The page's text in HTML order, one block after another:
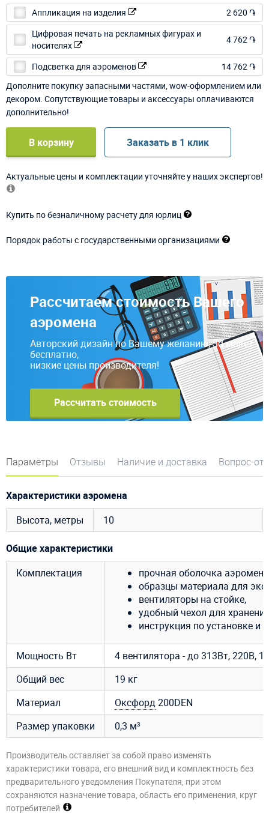
Аппликация на изделия
2 620 ֏
Цифровая печать на рекламных фигурах и
носителях
4 762 ֏
Подсветка для аэроменов
14 762 ֏
Дополните покупку запасными частями, wow-оформлением или
декором. Сопутствующие товары и аксессуары оплачиваются
дополнительно!
В корзину Заказать в 1 клик
Актуальные цены и комплектации уточняйте у наших экспертов!
Купить по безналичному расчету для юрлиц
Порядок работы с государственными организациями
Рассчитаем стоимость Вашего
аэромена
Авторский дизайн по Вашему желанию, 3d макет
бесплатно,
низкие цены производителя!
Рассчитать стоимость
Параметры Отзывы Наличие и доставка Вопрос-
Характеристики аэромена
Высота, метры
10
Общие характеристики
Комплектация
прочная оболочка
образцы материала для
вентиляторы на стойке,
удобный чехол для
инструкция по установке и
Мощность Вт
4 вентилятора - до 313Вт, 220В,
Общий вес
19 кг
Материал
Оксфорд200DEN
Размер упаковки
0,3 м³
Производитель оставляет за собой право изменять
характеристики товара, его внешний вид и комплектность без
предварительного уведомления Покупателя, при этом
сохраняются назначение товара, область его применения, круг
потребителей